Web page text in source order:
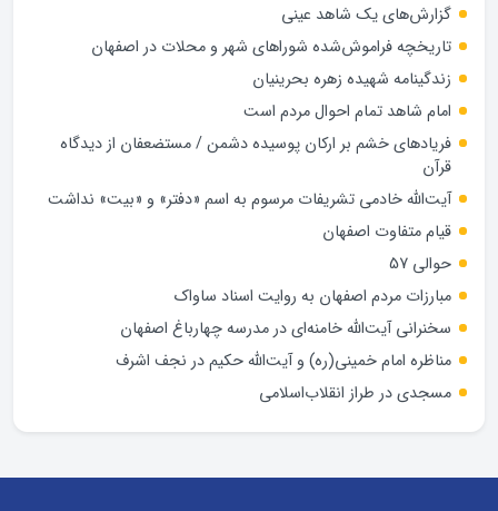
گزارش‌های یک شاهد عینی
تاریخچه فراموش‌شده شوراهای شهر و محلات در اصفهان
زندگینامه شهيده زهره بحرينيان
امام شاهد تمام احوال مردم است
فریادهای خشم بر ارکان پوسیده دشمن / مستضعفان از دیدگاه
قرآن
آیت‌الله خادمی تشریفات مرسوم به اسم «دفتر» و «بیت» نداشت
قیام متفاوت اصفهان
حوالی 57
مبارزات مردم اصفهان به روایت اسناد ساواک
سخنرانی آیت‌الله خامنه‌ای در مدرسه چهارباغ اصفهان
مناظره امام خمینی(ره) و آیت‌الله حکیم در نجف اشرف
مسجدی در طراز انقلاب‌اسلامی